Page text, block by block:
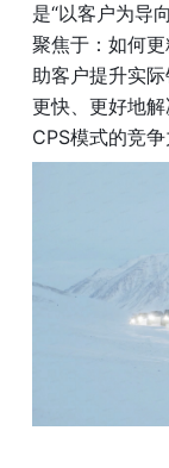
是“以客户为导
聚焦于：如何
助客户提升实
更快、更好地
CPS模式的竞争